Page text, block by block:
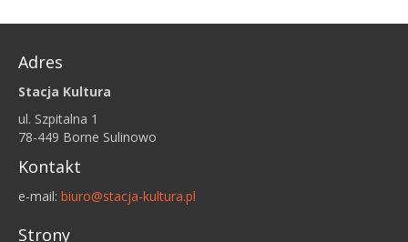
Adres
Stacja Kultura
ul. Szpitalna 1
78-449 Borne Sulinowo
Kontakt
e-mail: biuro@stacja-kultura.pl
Strony